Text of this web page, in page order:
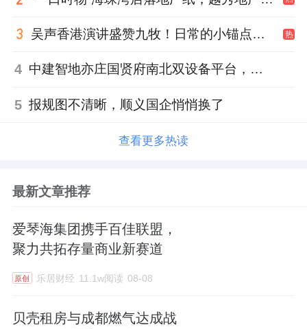
吴声香港演讲盛赞九牧！日常的小锚点变成科技突破点！ 热
4 中建智地亦庄国贤府南北双设备平台，得房率创区域新高
5 报规图不清晰，顺义国企悄悄换了
查看更多热读
最新文章推荐
爱琴海集团携手百佳联盟，
聚力共拓存量商业新赛道
原创 乐居财经 11.1w阅读 08-08
贝壳租房与成都燃气达成战